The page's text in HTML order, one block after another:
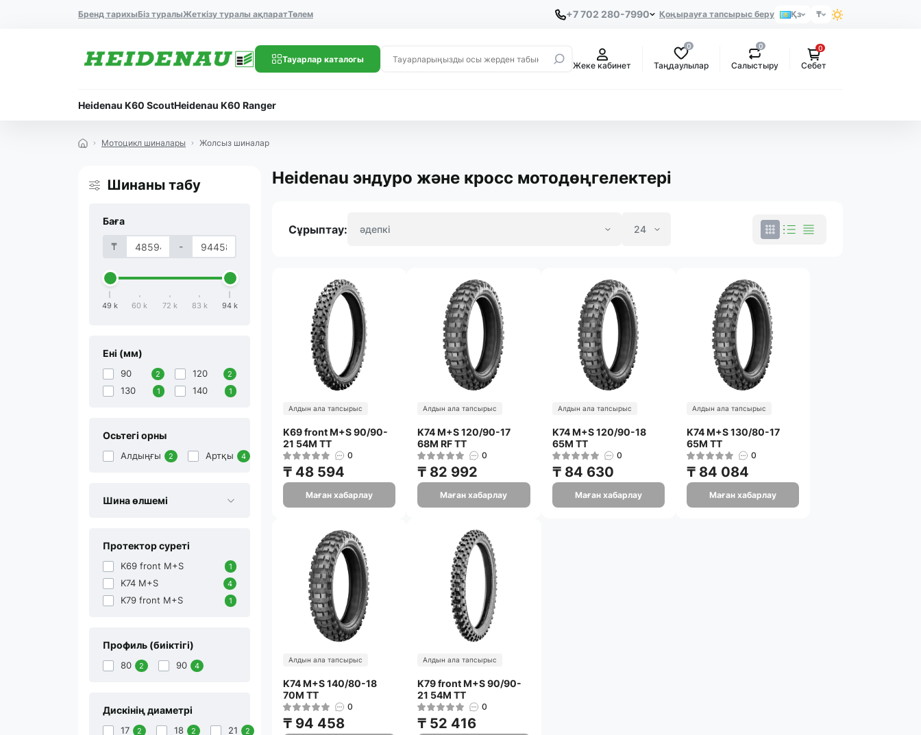
Бренд тарихыБіз туралыЖеткізу туралы ақпаратТөлем +7 702 280-7990 Қоңырауға тапсырыс беру Қз ₸
Тауарлар каталогы
Жеке кабинет
0
Таңдаулылар
0
Салыстыру
0
Себет
Heidenau K60 ScoutHeidenau K60 Ranger
Мотоцикл шиналары Жолсыз шиналар
Шинаны табу
Баға
₸ -
49 k 60 k 72 k 83 k 94 k
Ені (мм)
90 2 120 2
130 1 140 1
Осьтегі орны
Алдыңғы 2 Артқы 4
Шина өлшемі
Протектор суреті
K69 front M+S 1
K74 M+S 4
K79 front M+S 1
Профиль (биіктігі)
80 2 90 4
Дискінің диаметрі
17 2 18 2 21 2
Heidenau эндуро және кросс мотодөңгелектері
Сұрыптау:
Алдын ала тапсырыс
K69 front M+S 90/90-
21 54M TT
0
₸ 48 594
Маған хабарлау
Алдын ала тапсырыс
K74 M+S 120/90-17
68M RF TT
0
₸ 82 992
Маған хабарлау
Алдын ала тапсырыс
K74 M+S 120/90-18
65M TT
0
₸ 84 630
Маған хабарлау
Алдын ала тапсырыс
K74 M+S 130/80-17
65M TT
0
₸ 84 084
Маған хабарлау
Алдын ала тапсырыс
K74 M+S 140/80-18
70M TT
0
₸ 94 458
Алдын ала тапсырыс
K79 front M+S 90/90-
21 54M TT
0
₸ 52 416